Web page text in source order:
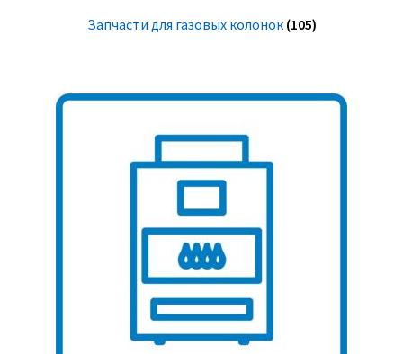
Запчасти для газовых колонок (105)